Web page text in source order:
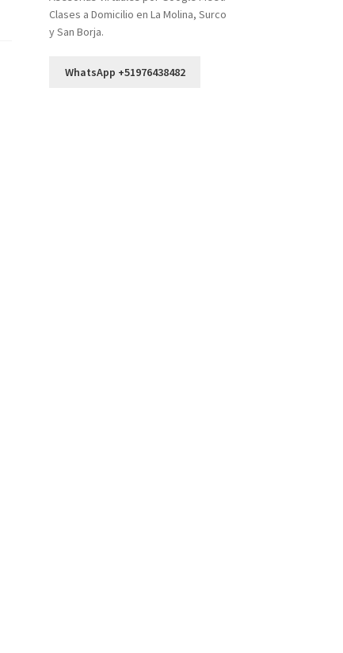
Clases a Domicilio en La Molina, Surco
y San Borja.
WhatsApp +51976438482